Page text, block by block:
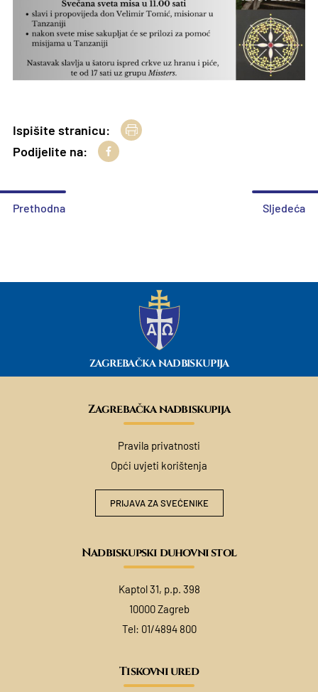
Ispišite stranicu:
Podijelite na:
Prethodna Sljedeća
ZAGREBAČKA NADBISKUPIJA
Zagrebačka nadbiskupija
Pravila privatnosti
Opći uvjeti korištenja
PRIJAVA ZA SVEĆENIKE
Nadbiskupski duhovni stol
Kaptol 31, p.p. 398
10000 Zagreb
Tel: 01/4894 800
Tiskovni ured